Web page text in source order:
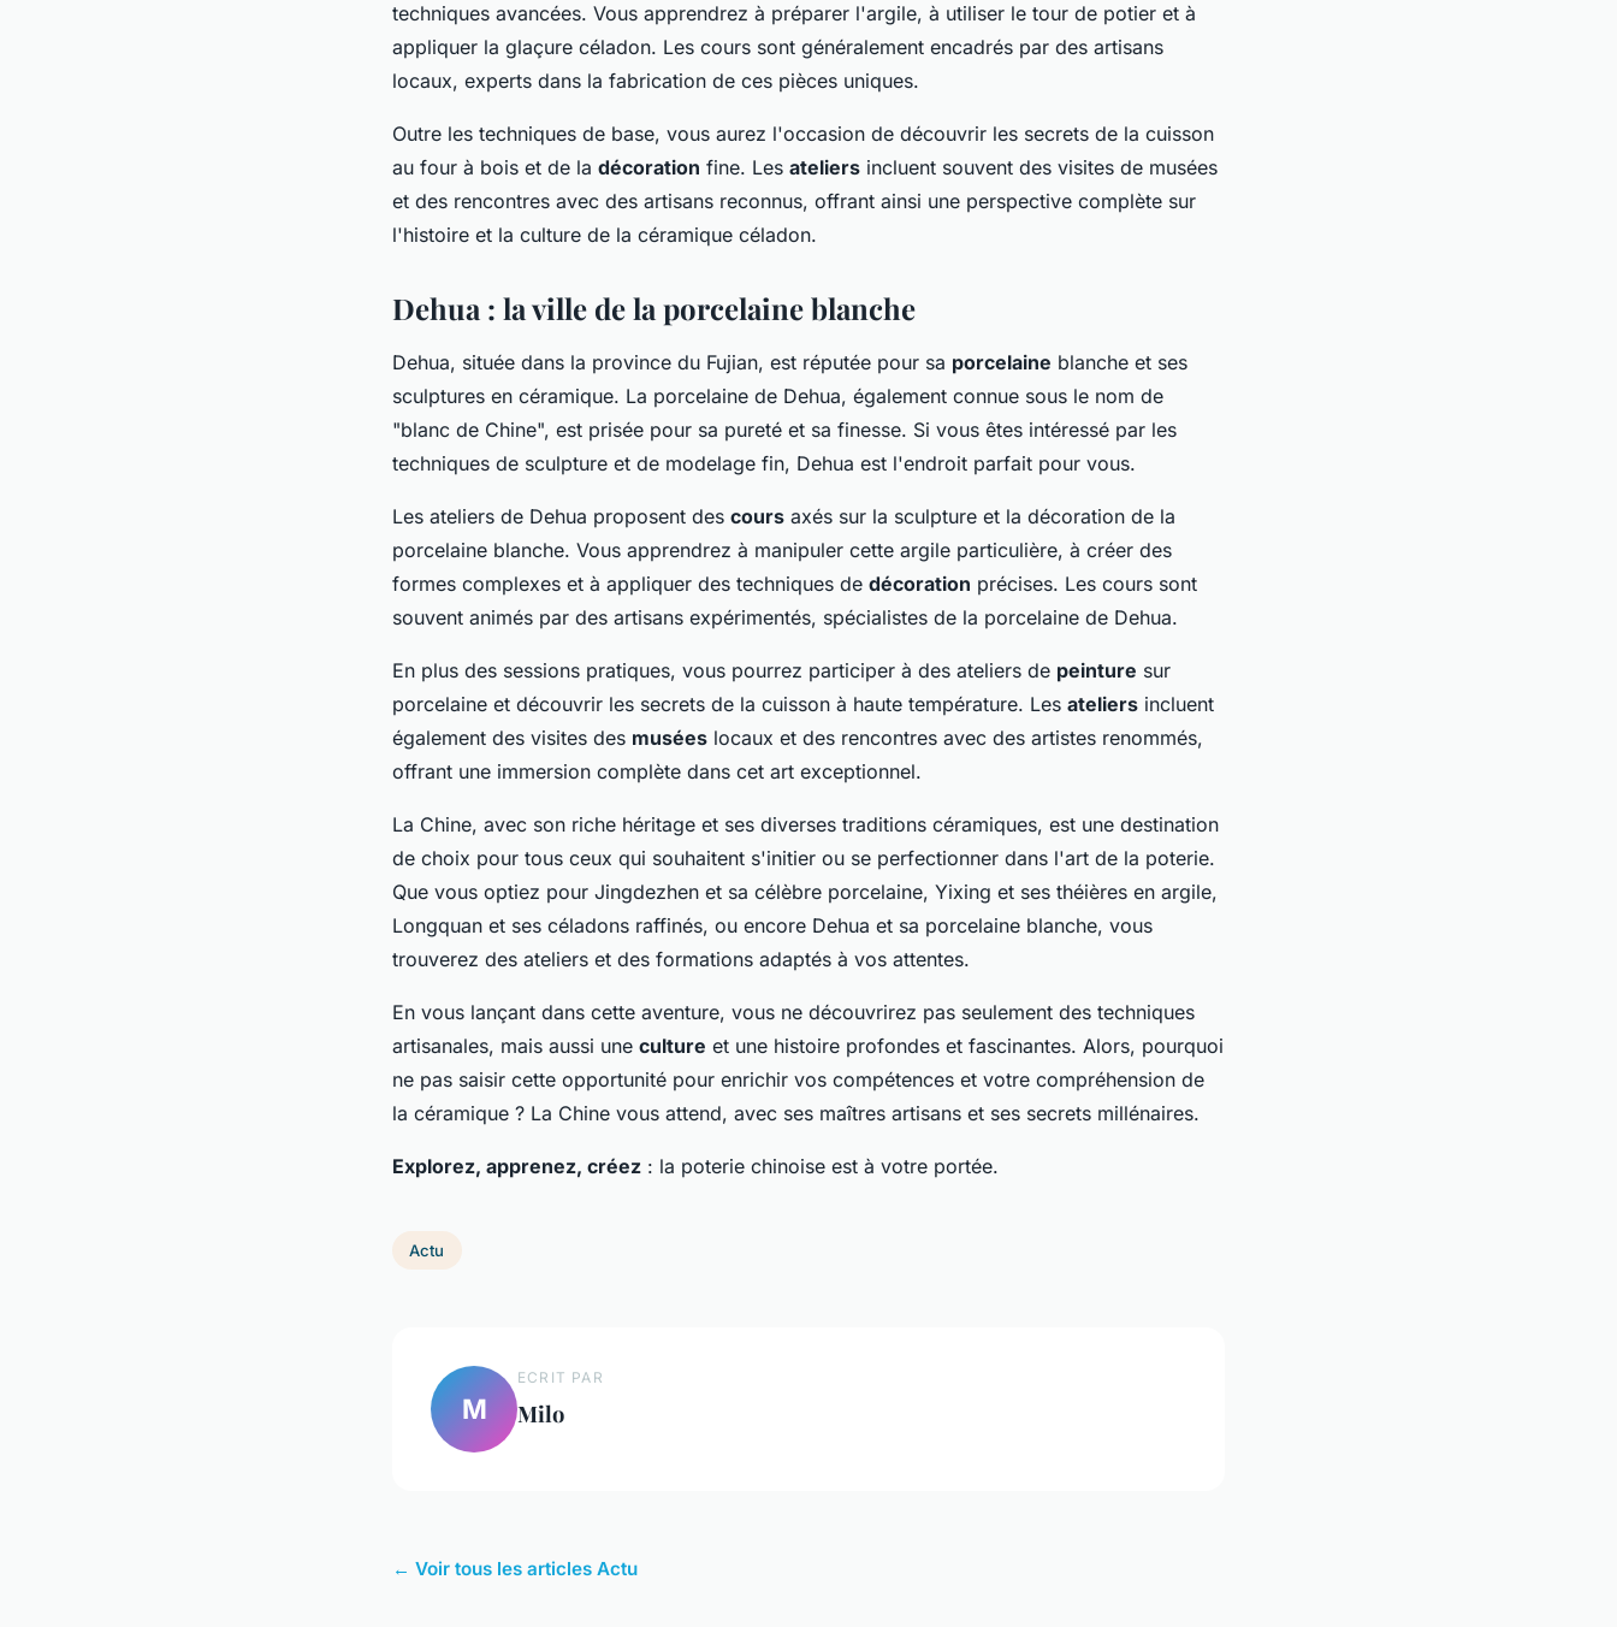
techniques avancées. Vous apprendrez à préparer l'argile, à utiliser le tour de potier et à
appliquer la glaçure céladon. Les cours sont généralement encadrés par des artisans
locaux, experts dans la fabrication de ces pièces uniques.
Outre les techniques de base, vous aurez l'occasion de découvrir les secrets de la cuisson
au four à bois et de la décoration fine. Les ateliers incluent souvent des visites de musées
et des rencontres avec des artisans reconnus, offrant ainsi une perspective complète sur
l'histoire et la culture de la céramique céladon.
Dehua : la ville de la porcelaine blanche
Dehua, située dans la province du Fujian, est réputée pour sa porcelaine blanche et ses
sculptures en céramique. La porcelaine de Dehua, également connue sous le nom de
"blanc de Chine", est prisée pour sa pureté et sa finesse. Si vous êtes intéressé par les
techniques de sculpture et de modelage fin, Dehua est l'endroit parfait pour vous.
Les ateliers de Dehua proposent des cours axés sur la sculpture et la décoration de la
porcelaine blanche. Vous apprendrez à manipuler cette argile particulière, à créer des
formes complexes et à appliquer des techniques de décoration précises. Les cours sont
souvent animés par des artisans expérimentés, spécialistes de la porcelaine de Dehua.
En plus des sessions pratiques, vous pourrez participer à des ateliers de peinture sur
porcelaine et découvrir les secrets de la cuisson à haute température. Les ateliers incluent
également des visites des musées locaux et des rencontres avec des artistes renommés,
offrant une immersion complète dans cet art exceptionnel.
La Chine, avec son riche héritage et ses diverses traditions céramiques, est une destination
de choix pour tous ceux qui souhaitent s'initier ou se perfectionner dans l'art de la poterie.
Que vous optiez pour Jingdezhen et sa célèbre porcelaine, Yixing et ses théières en argile,
Longquan et ses céladons raffinés, ou encore Dehua et sa porcelaine blanche, vous
trouverez des ateliers et des formations adaptés à vos attentes.
En vous lançant dans cette aventure, vous ne découvrirez pas seulement des techniques
artisanales, mais aussi une culture et une histoire profondes et fascinantes. Alors, pourquoi
ne pas saisir cette opportunité pour enrichir vos compétences et votre compréhension de
la céramique ? La Chine vous attend, avec ses maîtres artisans et ses secrets millénaires.
Explorez, apprenez, créez : la poterie chinoise est à votre portée.
Actu
M
ECRIT PAR
Milo
← Voir tous les articles Actu